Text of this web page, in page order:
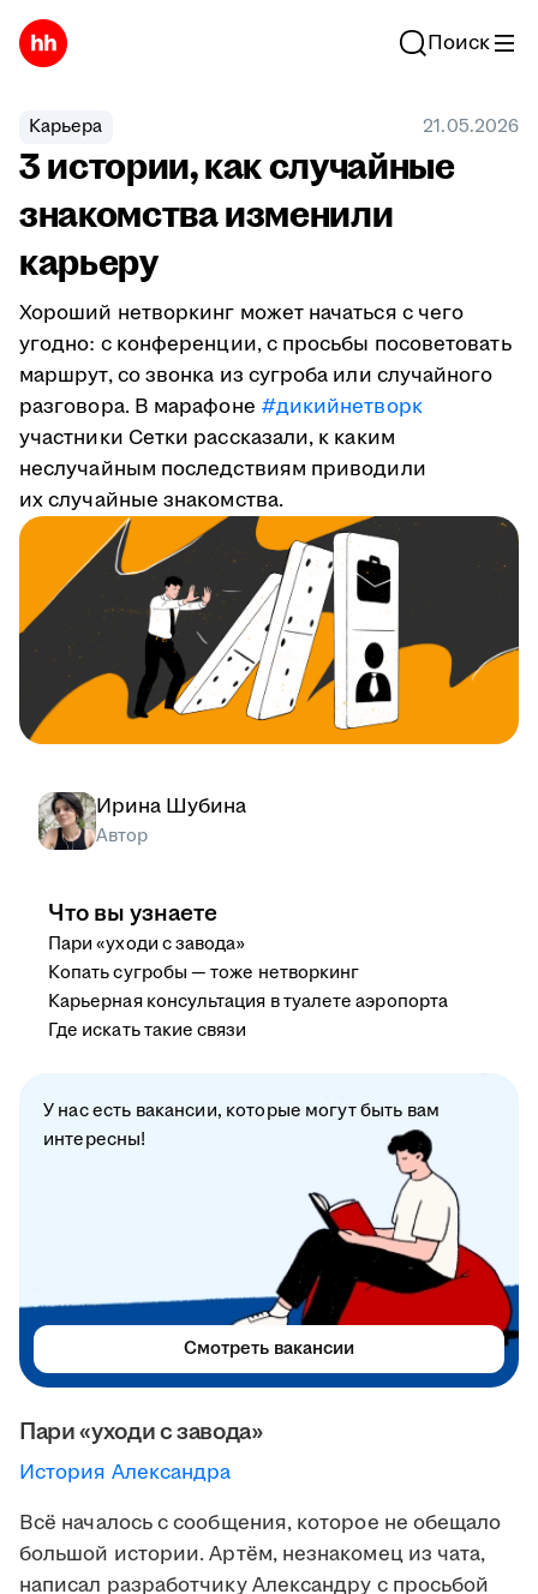
Поиск
Карьера 21.05.2026
3 истории, как случайные
знакомства изменили
карьеру
Хороший нетворкинг может начаться с чего
угодно: с конференции, с просьбы посоветовать
маршрут, со звонка из сугроба или случайного
разговора. В марафоне #дикийнетворк
участники Сетки рассказали, к каким
неслучайным последствиям приводили
их случайные знакомства.
Пари «уходи с завода»
История Александра
Всё началось с сообщения, которое не обещало
большой истории. Артём, незнакомец из чата,
написал разработчику Александру с просьбой
Ирина Шубина
Автор
Что вы узнаете
Пари «уходи с завода»
Копать сугробы — тоже нетворкинг
Карьерная консультация в туалете аэропорта
Где искать такие связи
У нас есть вакансии, которые могут быть вам
интересны!
Смотреть вакансии